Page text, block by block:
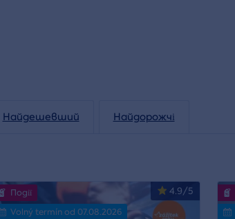
Найдешевший Найдорожчі
4.9/5
Події
Volný termín od 07.08.2026